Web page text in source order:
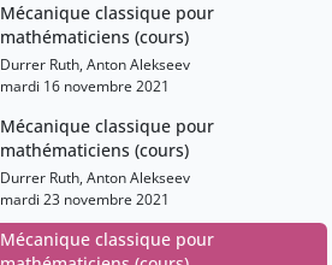
Mécanique classique pour
mathématiciens (cours)
Durrer Ruth, Anton Alekseev
mardi 16 novembre 2021
Mécanique classique pour
mathématiciens (cours)
Durrer Ruth, Anton Alekseev
mardi 23 novembre 2021
Mécanique classique pour